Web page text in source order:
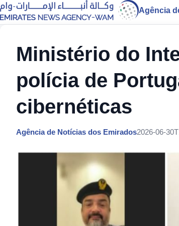
Agência
Ministério do
polícia de
cibernéticas
Agência de Notícias dos Emirados2026-06-